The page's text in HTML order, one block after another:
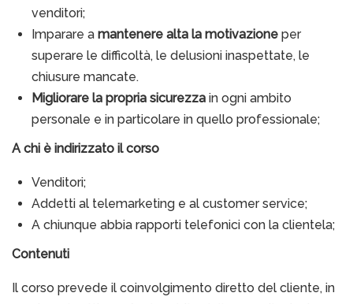
venditori;
Imparare a mantenere alta la motivazione per
superare le difficoltà, le delusioni inaspettate, le
chiusure mancate.
Migliorare la propria sicurezza in ogni ambito
personale e in particolare in quello professionale;
A chi è indirizzato il corso
Venditori;
Addetti al telemarketing e al customer service;
A chiunque abbia rapporti telefonici con la clientela;
Contenuti
Il corso prevede il coinvolgimento diretto del cliente, in